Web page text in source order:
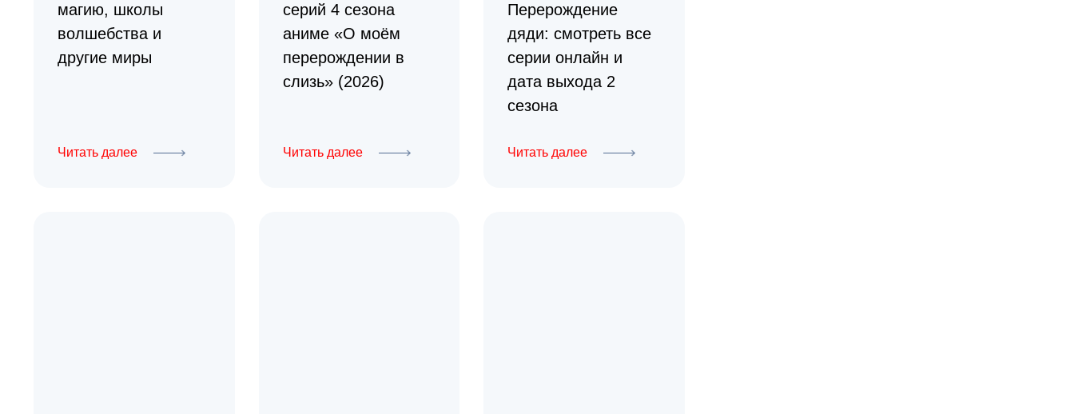
магию, школы
волшебства и
другие миры
Читать далее
серий 4 сезона
аниме «О моём
перерождении в
слизь» (2026)
Читать далее
Перерождение
дяди: смотреть все
серии онлайн и
дата выхода 2
сезона
Читать далее